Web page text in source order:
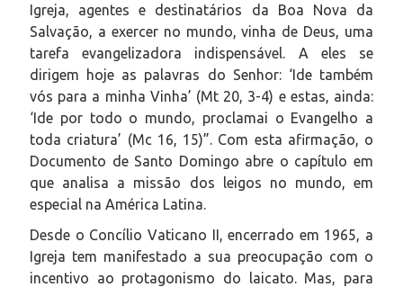
Igreja, agentes e destinatários da Boa Nova da
Salvação, a exercer no mundo, vinha de Deus, uma
tarefa evangelizadora indispensável. A eles se
dirigem hoje as palavras do Senhor: ‘Ide também
vós para a minha Vinha’ (Mt 20, 3-4) e estas, ainda:
‘Ide por todo o mundo, proclamai o Evangelho a
toda criatura’ (Mc 16, 15)”. Com esta afirmação, o
Documento de Santo Domingo abre o capítulo em
que analisa a missão dos leigos no mundo, em
especial na América Latina.
Desde o Concílio Vaticano II, encerrado em 1965, a
Igreja tem manifestado a sua preocupação com o
incentivo ao protagonismo do laicato. Mas, para